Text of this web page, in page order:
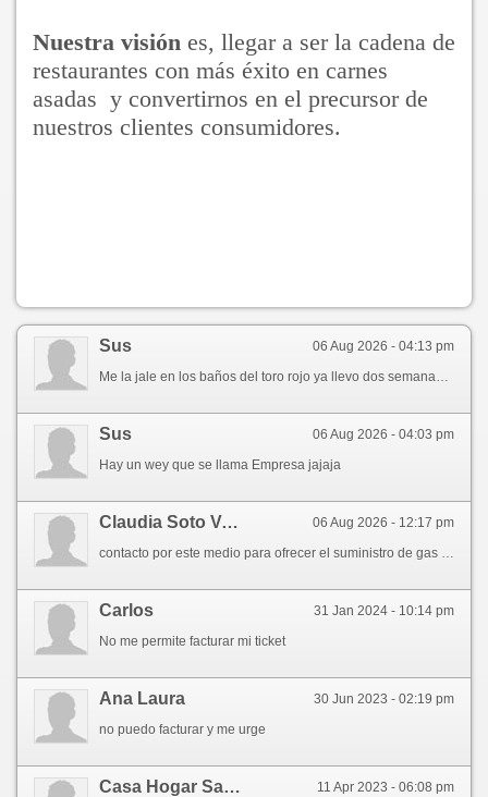
Nuestra visión es, llegar a ser la cadena de
restaurantes con más éxito en carnes
asadas y convertirnos en el precursor de
nuestros clientes consumidores.
06 Aug 2026 - 04:13 pm
Sus
06 Aug 2026 - 04:03 pm
Sus
Hay un wey que se llama Empresa jajaja
06 Aug 2026 - 12:17 pm
Claudia Soto Valencia
31 Jan 2024 - 10:14 pm
Carlos
No me permite facturar mi ticket
30 Jun 2023 - 02:19 pm
Ana Laura
no puedo facturar y me urge
11 Apr 2023 - 06:08 pm
Casa Hogar Santa Julia Don Bosco